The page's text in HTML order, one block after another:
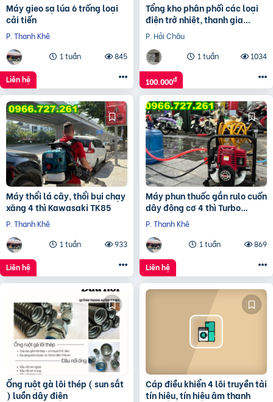
Máy gieo sạ lúa 6 trống loại
cải tiến
P. Thanh Khê
1 tuần
845
Liên hệ
Tổng kho phân phối các loại
điện trở nhiệt, thanh gia
nhiệt, vòng gia nhiệt.
P. Hải Châu
1 tuần
1034
100.000đ
Máy thổi lá cây, thổi bụi chạy
xăng 4 thì Kawasaki TK85
P. Thanh Khê
1 tuần
933
Liên hệ
Máy phun thuốc gắn rulo cuốn
dây động cơ 4 thì Turbo
TB140R
P. Thanh Khê
1 tuần
869
Liên hệ
Ống ruột gà lõi thép ( sun sắt
) luồn dây điện
Cáp điều khiển 4 lõi truyền tải
tín hiệu, tín hiệu âm thanh